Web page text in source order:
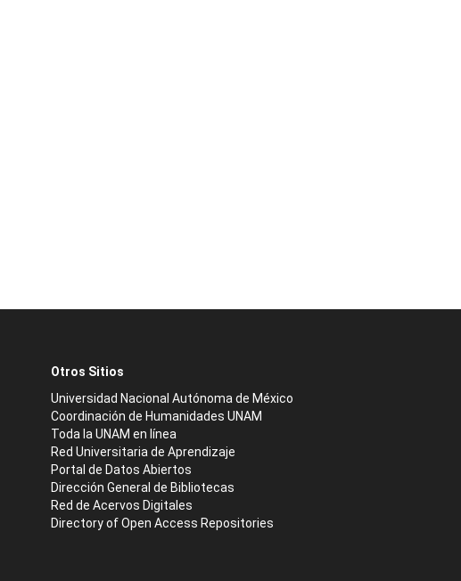
Otros Sitios
Universidad Nacional Autónoma de México
Coordinación de Humanidades UNAM
Toda la UNAM en línea
Red Universitaria de Aprendizaje
Portal de Datos Abiertos
Dirección General de Bibliotecas
Red de Acervos Digitales
Directory of Open Access Repositories